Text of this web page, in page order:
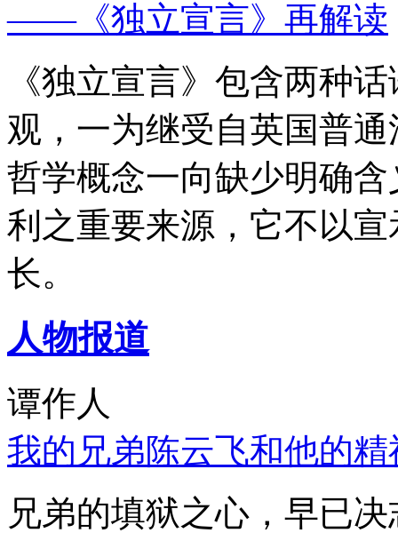
——《独立宣言》再解读
《独立宣言》包含两种
观，一为继受自英国普
哲学概念一向缺少明确
利之重要来源，它不以
长。
人物报道
谭作人
我的兄弟陈云飞和他的
兄弟的填狱之心，早已